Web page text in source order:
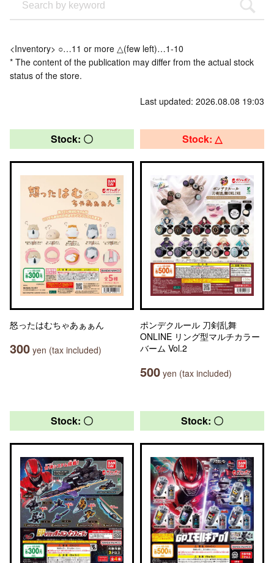
<Inventory> ○…11 or more △(few left)…1-10
* The content of the publication may differ from the actual stock
status of the store.
Last updated: 2026.08.08 19:03
Stock: 〇
怒ったはむちゃあぁぁん
300 yen (tax included)
Stock: △
ポンデクルール 刀剣乱舞
ONLINE リング型マルチカラー
バーム Vol.2
500 yen (tax included)
Stock: 〇 Stock: 〇